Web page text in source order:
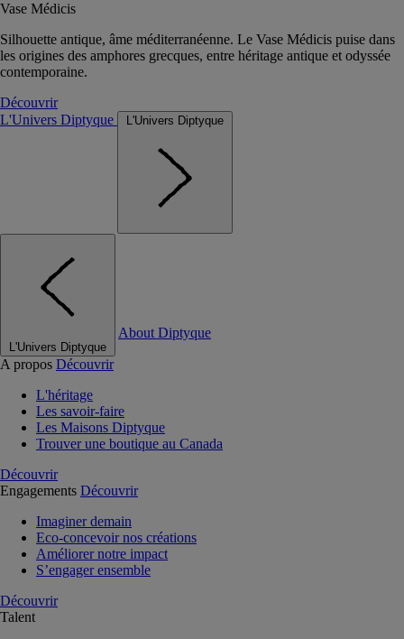
Vase Médicis
Silhouette antique, âme méditerranéenne. Le Vase Médicis puise dans
les origines des amphores grecques, entre héritage antique et odyssée
contemporaine.
Découvrir
L'Univers Diptyque
L'Univers Diptyque
L'Univers Diptyque
About Diptyque
A propos Découvrir
L'héritage
Les savoir-faire
Les Maisons Diptyque
Trouver une boutique au Canada
Découvrir
Engagements Découvrir
Imaginer demain
Eco-concevoir nos créations
Améliorer notre impact
S’engager ensemble
Découvrir
Talent